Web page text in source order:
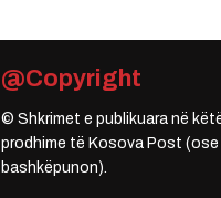
@Copyright
© Shkrimet e publikuara në
prodhime të Kosova Post
bashkëpunon).